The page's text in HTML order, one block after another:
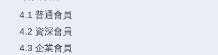
4.1 普通會員
4.2 資深會員
4.3 企業會員